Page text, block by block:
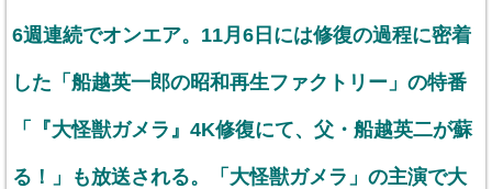
6週連続でオンエア。11月6日には修復の過程に密着
した「船越英一郎の昭和再生ファクトリー」の特番
「『大怪獣ガメラ』4K修復にて、父・船越英二が蘇
る！」も放送される。「大怪獣ガメラ」の主演で大